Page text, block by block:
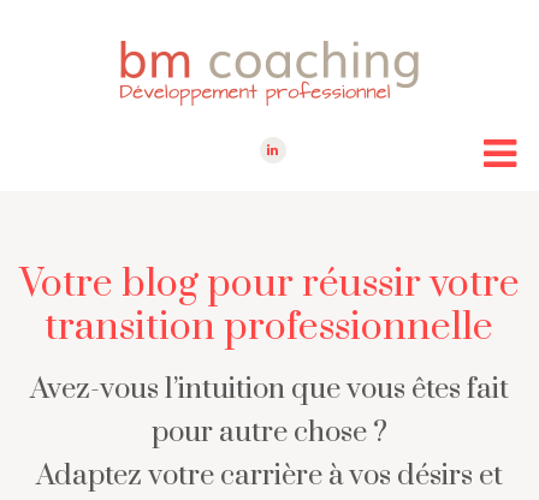
Votre blog pour réussir votre
transition professionnelle
Avez-vous l’intuition que vous êtes fait
pour autre chose ?
Adaptez votre carrière à vos désirs et